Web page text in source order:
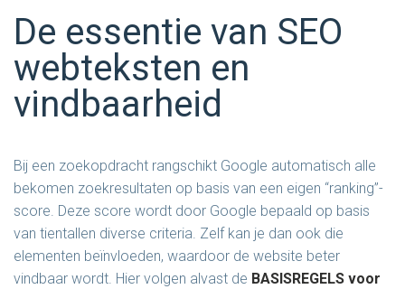
De essentie van SEO
webteksten en
vindbaarheid
Bij een zoekopdracht rangschikt Google automatisch alle
bekomen zoekresultaten op basis van een eigen “ranking”-
score. Deze score wordt door Google bepaald op basis
van tientallen diverse criteria. Zelf kan je dan ook die
elementen beïnvloeden, waardoor de website beter
vindbaar wordt. Hier volgen alvast de BASISREGELS voor